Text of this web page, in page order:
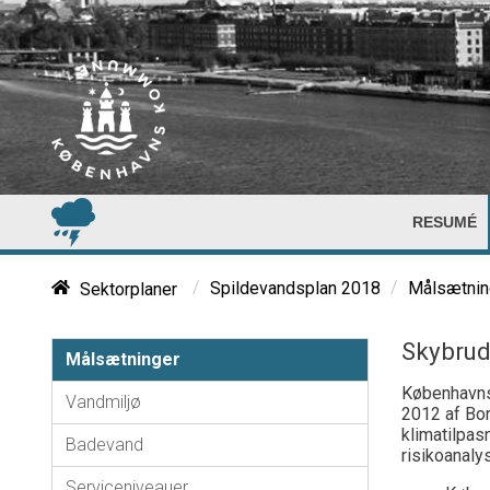
RESUMÉ
Sektorplaner / Spildevandsplan 2018 /
Målsætninger
Vandmiljø
Badevand
2012 af